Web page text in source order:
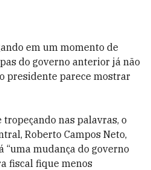
em um momento de
do governo anterior já não
presidente parece mostrar
nas palavras, o
Roberto Campos Neto,
“uma mudança do governo
fiscal fique menos